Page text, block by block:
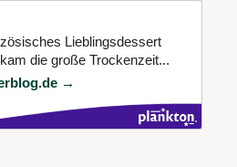
Lieblingsdessert
die große Trockenzeit...
→